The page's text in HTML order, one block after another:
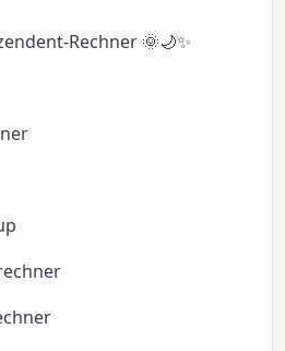
Rechner 🌞🌙✨